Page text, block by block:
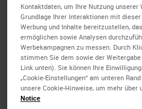
Strategies for
Co-detection of
biomarkers on a
section powered
Technology
Kontaktdaten, um Ihre Nutzung
Grundlage Ihrer Interaktionen mit
Werbung und Inhalte bereitzustellen,
ermöglichen sowie Analysen
Werbekampagnen zu messen. Durch
stimmen Sie dem sowie der
Link unten). Sie können Ihre
„Cookie-Einstellungen“ am unteren
unsere Cookie-Hinweise, um mehr
Notice